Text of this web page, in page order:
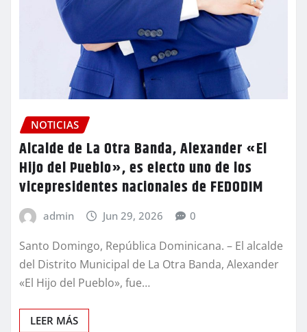
NOTICIAS
Alcalde de La Otra Banda, Alexander «El
Hijo del Pueblo», es electo uno de los
vicepresidentes nacionales de FEDODIM
admin Jun 29, 2026 0
Santo Domingo, República Dominicana. – El alcalde
del Distrito Municipal de La Otra Banda, Alexander
«El Hijo del Pueblo», fue…
LEER MÁS